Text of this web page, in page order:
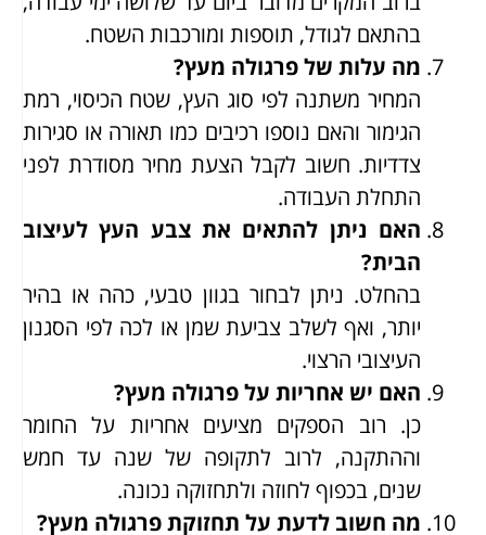
בהתאם לגודל, תוספות ומורכבות השטח.
מה עלות של פרגולה מעץ?
המחיר משתנה לפי סוג העץ, שטח הכיסוי, רמת
הגימור והאם נוספו רכיבים כמו תאורה או סגירות
צדדיות. חשוב לקבל הצעת מחיר מסודרת לפני
התחלת העבודה.
האם ניתן להתאים את צבע העץ לעיצוב
הבית?
בהחלט. ניתן לבחור בגוון טבעי, כהה או בהיר
יותר, ואף לשלב צביעת שמן או לכה לפי הסגנון
העיצובי הרצוי.
האם יש אחריות על פרגולה מעץ?
כן. רוב הספקים מציעים אחריות על החומר
וההתקנה, לרוב לתקופה של שנה עד חמש
שנים, בכפוף לחוזה ולתחזוקה נכונה.
מה חשוב לדעת על תחזוקת פרגולה מעץ?